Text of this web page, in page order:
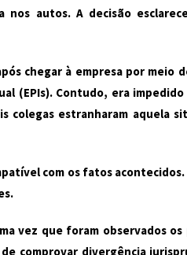
autos. A decisão
chegar à empresa por meio
(EPIs). Contudo, era
colegas estranharam aquela
com os fatos acontecidos.
vez que foram observados os
comprovar divergência